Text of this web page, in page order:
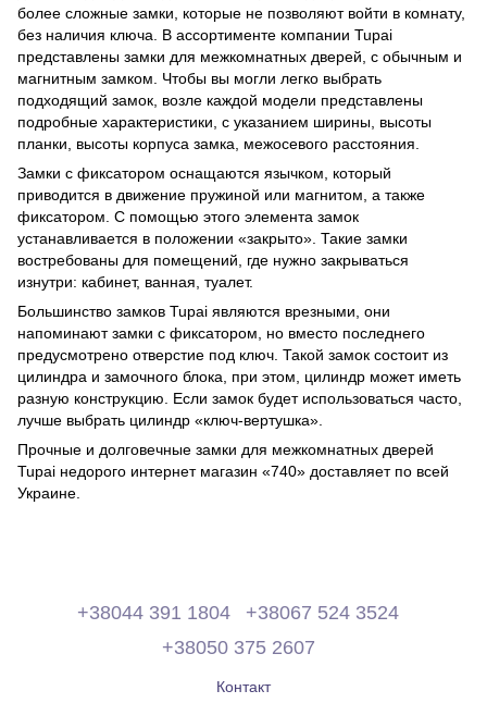
более сложные замки, которые не позволяют войти в комнату,
без наличия ключа. В ассортименте компании Tupai
представлены замки для межкомнатных дверей, с обычным и
магнитным замком. Чтобы вы могли легко выбрать
подходящий замок, возле каждой модели представлены
подробные характеристики, с указанием ширины, высоты
планки, высоты корпуса замка, межосевого расстояния.
Замки с фиксатором оснащаются язычком, который
приводится в движение пружиной или магнитом, а также
фиксатором. С помощью этого элемента замок
устанавливается в положении «закрыто». Такие замки
востребованы для помещений, где нужно закрываться
изнутри: кабинет, ванная, туалет.
Большинство замков Tupai являются врезными, они
напоминают замки с фиксатором, но вместо последнего
предусмотрено отверстие под ключ. Такой замок состоит из
цилиндра и замочного блока, при этом, цилиндр может иметь
разную конструкцию. Если замок будет использоваться часто,
лучше выбрать цилиндр «ключ-вертушка».
Прочные и долговечные замки для межкомнатных дверей
Tupai недорого интернет магазин «740» доставляет по всей
Украине.
+38044 391 1804
+38067 524 3524
+38050 375 2607
Контакт